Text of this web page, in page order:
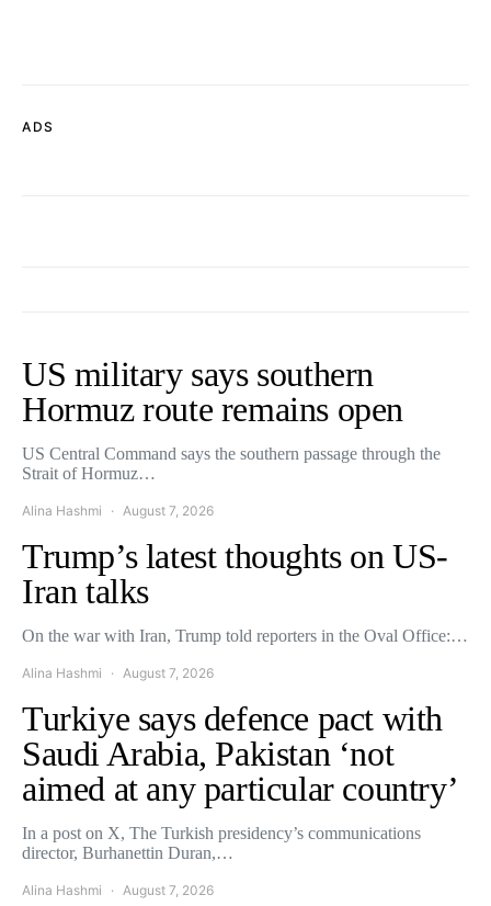
ADS
US military says southern
Hormuz route remains open
US Central Command says the southern passage through the
Strait of Hormuz…
Alina Hashmi August 7, 2026
Trump’s latest thoughts on US-
Iran talks
On the war with Iran, Trump told reporters in the Oval Office:…
Alina Hashmi August 7, 2026
Turkiye says defence pact with
Saudi Arabia, Pakistan ‘not
aimed at any particular country’
In a post on X, The Turkish presidency’s communications
director, Burhanettin Duran,…
Alina Hashmi August 7, 2026